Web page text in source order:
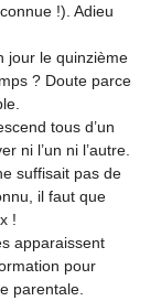
!). Adieu
jour le quinzième
? Doute parce
tous d’un
ni l’un ni l’autre.
suffisait pas de
il faut que
!
apparaissent
pour
parentale.